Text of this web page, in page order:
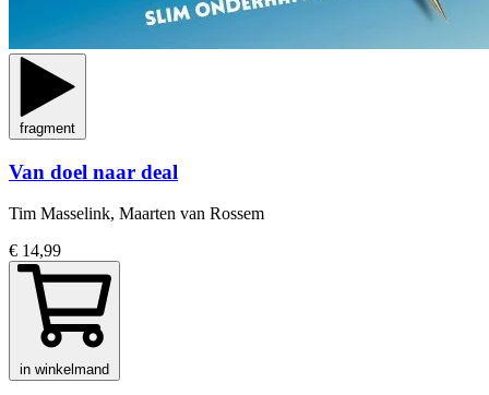
fragment
Van doel naar deal
Tim Masselink, Maarten van Rossem
€ 14,99
in winkelmand